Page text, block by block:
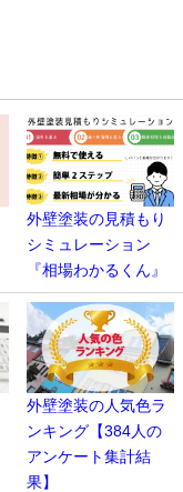
外壁塗装の見積もり
シミュレーション
『相場わかるくん』
外壁塗装の人気色ラ
ンキング【384人の
アンケート集計結
果】